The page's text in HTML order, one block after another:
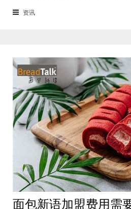
店，在这里就不说名字了。虽然开头说得很
资讯